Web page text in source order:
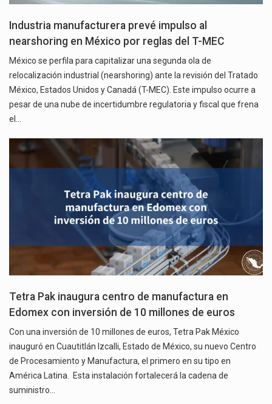
Industria manufacturera prevé impulso al
nearshoring en México por reglas del T-MEC
México se perfila para capitalizar una segunda ola de
relocalización industrial (nearshoring) ante la revisión del Tratado
México, Estados Unidos y Canadá (T-MEC). Este impulso ocurre a
pesar de una nube de incertidumbre regulatoria y fiscal que frena
el…
Tetra Pak inaugura centro de manufactura en
Edomex con inversión de 10 millones de euros
Con una inversión de 10 millones de euros, Tetra Pak México
inauguró en Cuautitlán Izcalli, Estado de México, su nuevo Centro
de Procesamiento y Manufactura, el primero en su tipo en
América Latina. Esta instalación fortalecerá la cadena de
suministro…